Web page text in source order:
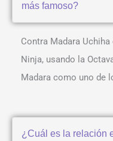
más famoso?
Contra Madara Uchiha
Ninja, usando la
Madara como uno de
¿Cuál es la relación